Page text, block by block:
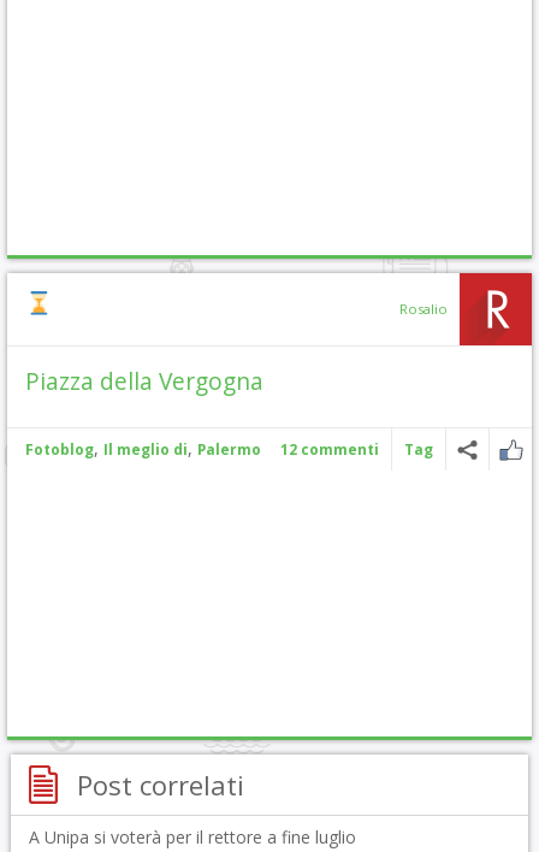
Rosalio
Piazza della Vergogna
Fotoblog, Il meglio di, Palermo 12 commenti Tag
Post correlati
A Unipa si voterà per il rettore a fine luglio